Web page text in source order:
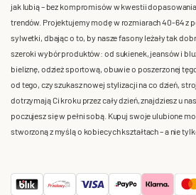
jak lubią – bez kompromisów w kwestii
trendów. Projektujemy modę w rozmiarach 40-64 z
sylwetki, dbając o to, by nasze fasony leżały tak
szeroki wybór produktów: od sukienek, jeansów i
bieliznę, odzież sportową, obuwie o poszerzonej
od tego, czy szukasz nowej stylizacji na co dzień,
dotrzymają Ci kroku przez cały dzień, znajdziesz u
poczujesz się w pełni sobą. Kupuj swoje ulubione
stworzoną z myślą o kobiecych kształtach – a nie